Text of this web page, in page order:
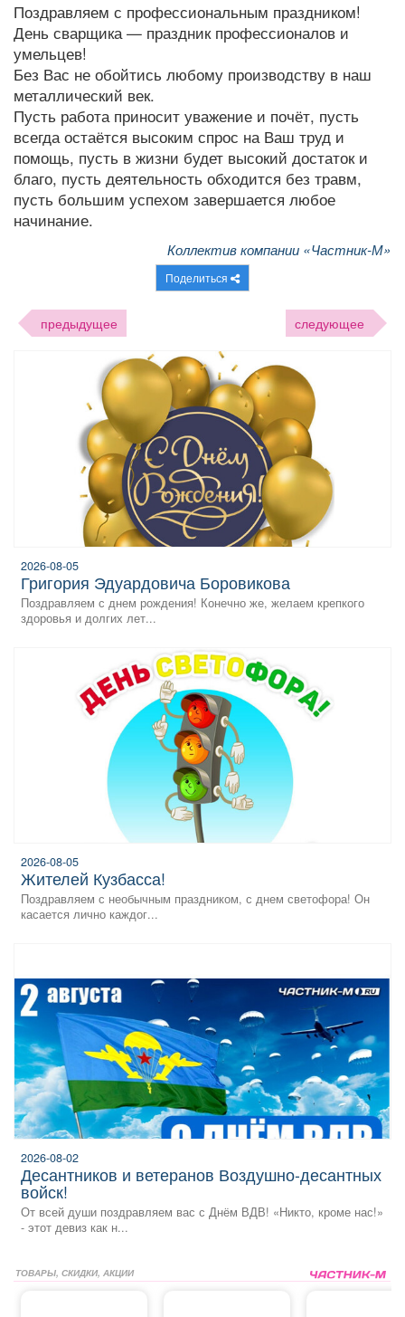
Поздравляем с профессиональным праздником!
День сварщика — праздник профессионалов и
умельцев!
Без Вас не обойтись любому производству в наш
металлический век.
Пусть работа приносит уважение и почёт, пусть
всегда остаётся высоким спрос на Ваш труд и
помощь, пусть в жизни будет высокий достаток и
благо, пусть деятельность обходится без травм,
пусть большим успехом завершается любое
начинание.
Коллектив компании «Частник-М»
Поделиться
следующее
предыдущее
2026-08-05
Григория Эдуардовича Боровикова
Поздравляем с днем рождения! Конечно же, желаем крепкого
здоровья и долгих лет...
2026-08-05
жителей Кузбасса!
Поздравляем с необычным праздником, с днем светофора! Он
касается лично каждог...
2026-08-02
десантников и ветеранов Воздушно‑десантных
войск!
От всей души поздравляем вас с Днём ВДВ! «Никто, кроме нас!»
- этот девиз как н...
ТОВАРЫ, СКИДКИ, АКЦИИ